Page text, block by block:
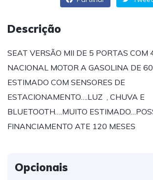
Descrição
SEAT VERSÃO MII DE 5 PORTAS COM
NACIONAL MOTOR A GASOLINA DE
ESTIMADO COM SENSORES DE
ESTACIONAMENTO….LUZ , CHUVA E
BLUETOOTH….MUITO
FINANCIAMENTO ATE 120 MESES
Opcionais